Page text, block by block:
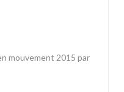
mouvement 2015 par